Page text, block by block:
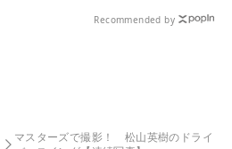
Recommended by
マスターズで撮影！ 松山英樹のドライ